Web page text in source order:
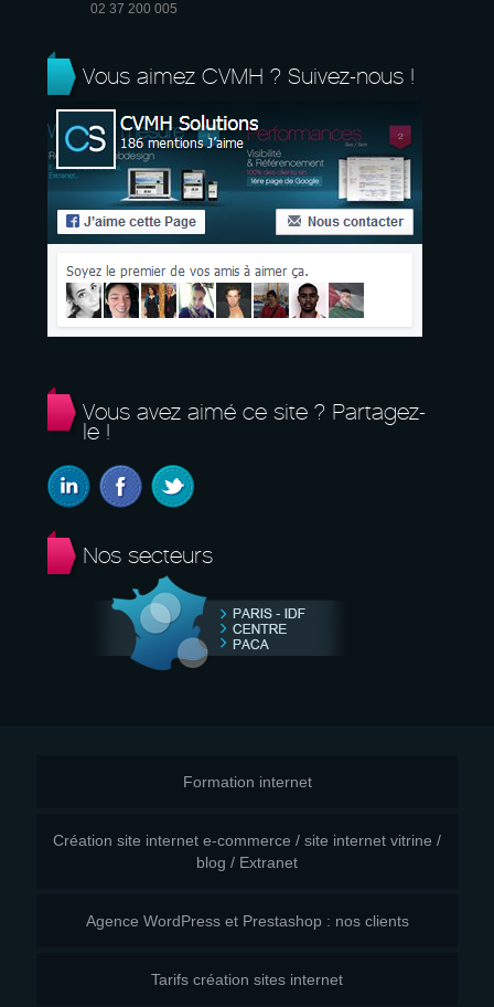
02 37 200 005
Vous aimez CVMH ? Suivez-nous !
Vous avez aimé ce site ? Partagez-
le !
Nos secteurs
Formation internet
Création site internet e-commerce / site internet vitrine /
blog / Extranet
Agence WordPress et Prestashop : nos clients
Tarifs création sites internet